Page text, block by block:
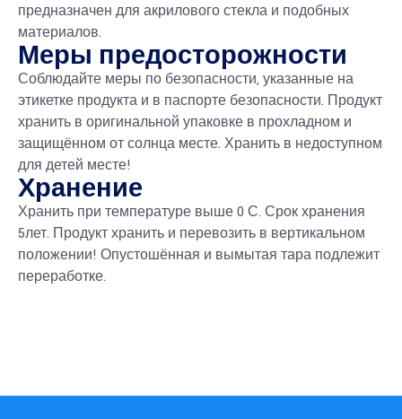
предназначен для акрилового стекла и подобных
материалов.
Меры предосторожности
Соблюдайте меры по безопасности, указанные на
этикетке продукта и в паспорте безопасности. Продукт
хранить в оригинальной упаковке в прохладном и
защищённом от солнца месте. Хранить в недоступном
для детей месте!
Хранение
Хранить при температуре выше 0 С. Срок хранения
5лет. Продукт хранить и перевозить в вертикальном
положении! Опустошённая и вымытая тара подлежит
переработке.